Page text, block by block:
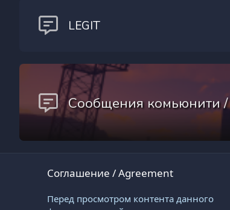
LEGIT
Сообщения комьюнити /
Соглашение / Agreement
Перед просмотром контента данного